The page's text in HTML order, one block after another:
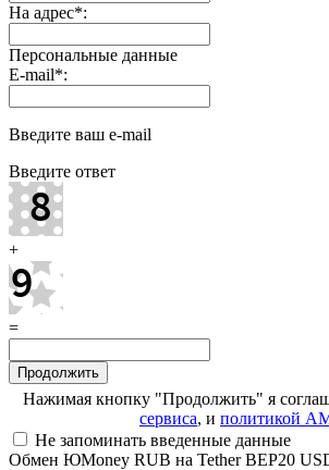
На адрес*:
Персональные данные
E-mail*:
Введите ваш e-mail
Введите ответ
+
=
Нажимая кнопку "Продолжить" я
сервиса, и политикой
Не запоминать введенные данные
Обмен ЮMoney RUB на Tether BEP20